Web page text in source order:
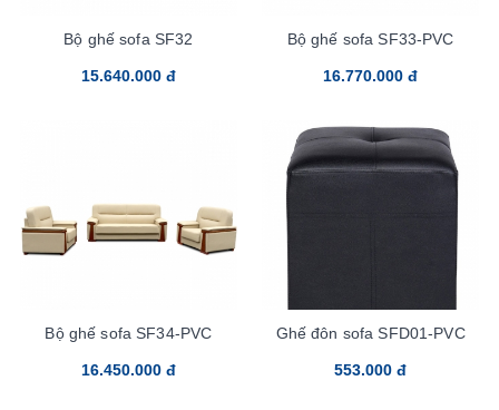
Bộ ghế sofa SF32
15.640.000 đ
Bộ ghế sofa SF33-PVC
16.770.000 đ
Bộ ghế sofa SF34-PVC
16.450.000 đ
Ghế đôn sofa SFD01-PVC
553.000 đ